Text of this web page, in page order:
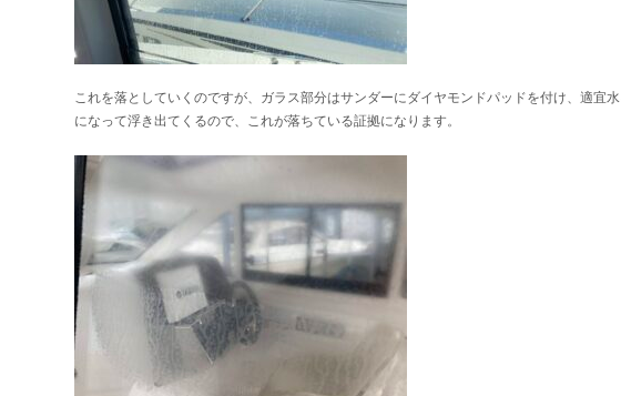
これを落としていくのですが、ガラス部分はサンダーにダイヤモンドパッドを付け、適宜
になって浮き出てくるので、これが落ちている証拠になります。